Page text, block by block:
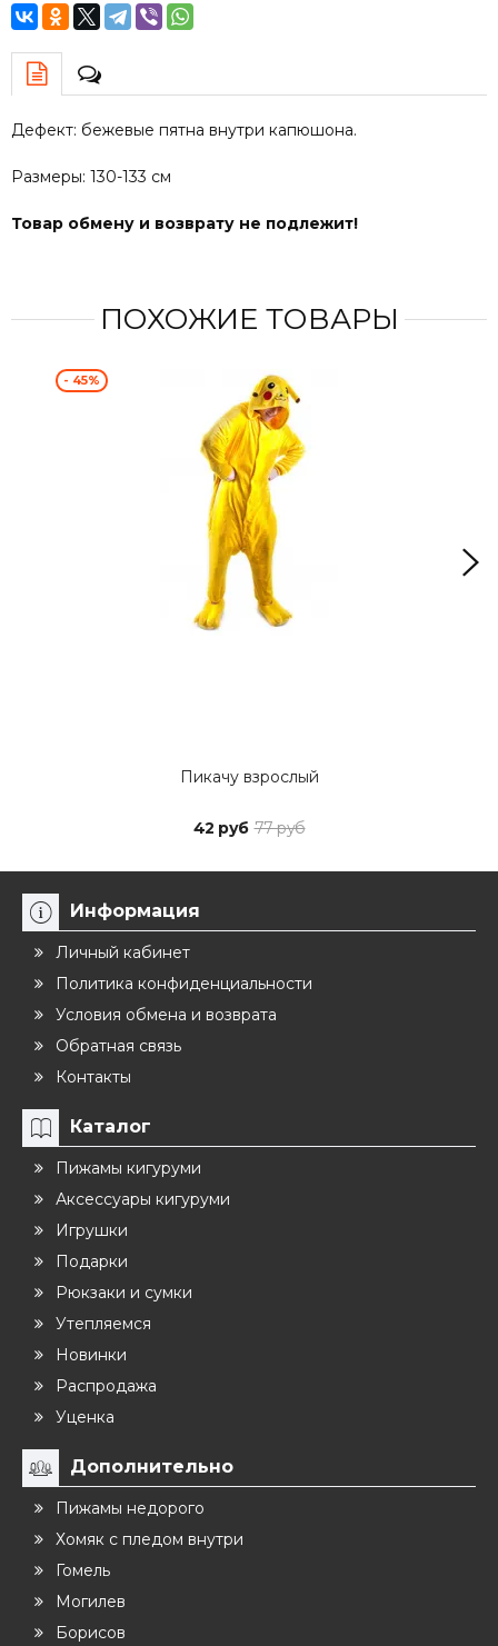
Дефект: бежевые пятна внутри капюшона.
Размеры: 130-133 см
Товар обмену и возврату не подлежит!
ПОХОЖИЕ ТОВАРЫ
- 45%
Пикачу взрослый
42 руб 77 руб
Информация
Личный кабинет
Политика конфиденциальности
Условия обмена и возврата
Обратная связь
Контакты
Каталог
Пижамы кигуруми
Аксессуары кигуруми
Игрушки
Подарки
Рюкзаки и сумки
Утепляемся
Новинки
Распродажа
Уценка
Дополнительно
Пижамы недорого
Хомяк с пледом внутри
Гомель
Могилев
Борисов